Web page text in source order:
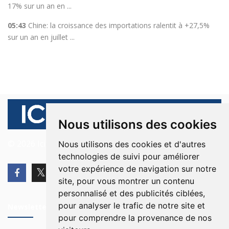
Nous utilisons des cookies
Nous utilisons des cookies et d'autres
technologies de suivi pour améliorer
votre expérience de navigation sur notre
site, pour vous montrer un contenu
personnalisé et des publicités ciblées,
pour analyser le trafic de notre site et
pour comprendre la provenance de nos
17% sur un an en ...
05:43 Chine: la croissance des importations ralentit à +27,5%
sur un an en juillet ...
© 2026 Ici Beyrouth. Tous les droits sont réservés.